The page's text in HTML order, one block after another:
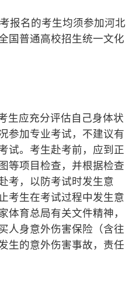
报名的考生均须参加河北
国普通高校招生统一文化
生应充分评估自己身体状
参加专业考试，不建议有
试。考生赴考前，应到正
等项目检查，并根据检查
考，以防考试时发生意
考生在考试过程中发生意
体育总局有关文件精神，
人身意外伤害保险（含往
生的意外伤害事故，责任